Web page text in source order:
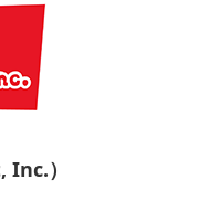
Inc.）